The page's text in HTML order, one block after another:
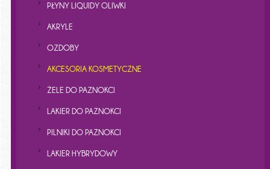
PŁYNY LIQUIDY OLIWKI
AKRYLE
OZDOBY
AKCESORIA KOSMETYCZNE
ŻELE DO PAZNOKCI
LAKIER DO PAZNOKCI
PILNIKI DO PAZNOKCI
LAKIER HYBRYDOWY